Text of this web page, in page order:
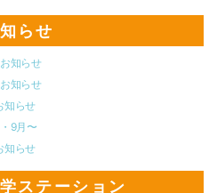
らせ
知らせ
知らせ
知らせ
9月〜
知らせ
ステーション